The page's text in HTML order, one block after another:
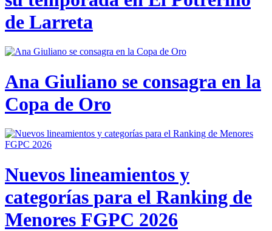
de Larreta
Ana Giuliano se consagra en la
Copa de Oro
Nuevos lineamientos y
categorías para el Ranking de
Menores FGPC 2026